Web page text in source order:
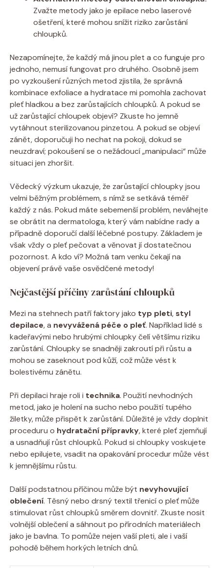
Zvažte metody jako je epilace nebo laserové
ošetření, které mohou snížit riziko zarůstání
chloupků.
Nezapomínejte, že každý má jinou plet a co funguje pro
jednoho, nemusí fungovat pro druhého. Osobně jsem
po vyzkoušení různých metod zjistila, že správná
kombinace exfoliace a hydratace mi pomohla zachovat
pleť hladkou a bez zarůstajících chloupků. A pokud se
už zarůstající chloupek objeví? Zkuste ho jemně
vytáhnout sterilizovanou pinzetou. A pokud se objeví
zánět, doporučuji ho nechat na pokoji, dokud se
neuzdraví; pokoušení se o nežádoucí „manipulaci“ může
situaci jen zhoršit.
Vědecký výzkum ukazuje, že zarůstající chloupky jsou
velmi běžným problémem, s nímž se setkává téměř
každý z nás. Pokud máte sebemenší problém, neváhejte
se obrátit na dermatologa, který vám nabídne rady a
případně doporučí další léčebné postupy. Základem je
však vždy o pleť pečovat a věnovat jí dostatečnou
pozornost. A kdo ví? Možná tam venku čekají na
objevení právě vaše osvědčené metody!
Nejčastější příčiny zarůstání chloupků
Mezi na stehnech patří faktory jako typ pleti, styl
depilace, a nevyvážená péče o pleť. Například lidé s
kadeřavými nebo hrubými chloupky čelí většímu riziku
zarůstání. Chloupky se snadněji zakroutí při růstu a
mohou se zaseknout pod kůží, což může vést k
bolestivému zánětu.
Při depilaci hraje roli i technika. Použití nevhodných
metod, jako je holení na sucho nebo použití tupého
žiletky, může přispět k zarůstání. Důležité je vždy doplnit
proceduru o hydratační přípravky, které pleť zjemňují
a usnadňují růst chloupků. Pokud si chloupky voskujete
nebo epilujete, vsadit na opakování procedur může vést
k jemnějšímu růstu.
Další podstatnou příčinou může být nevyhovující
oblečení. Těsný nebo drsný textil třenicí o pleť může
stimulovat růst chloupků směrem dovnitř. Zkuste nosit
volnější oblečení a sáhnout po přírodních materiálech
jako je bavlna. To pomůže nejen vaší pleti, ale i vaší
pohodě během horkých letních dnů.